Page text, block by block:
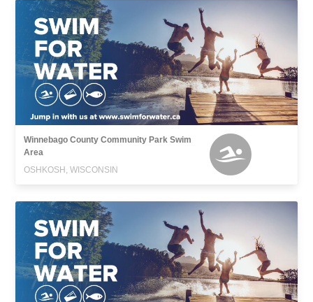
Winnebago County Community Park Swim
Area
OSHKOSH, WISCONSIN